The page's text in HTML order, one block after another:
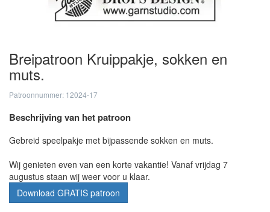
Breipatroon Kruippakje, sokken en
muts.
Patroonnummer: 12024-17
Beschrijving van het patroon
Gebreid speelpakje met bijpassende sokken en muts.
Wij genieten even van een korte vakantie! Vanaf vrijdag 7
augustus staan wij weer voor u klaar.
Download GRATIS patroon